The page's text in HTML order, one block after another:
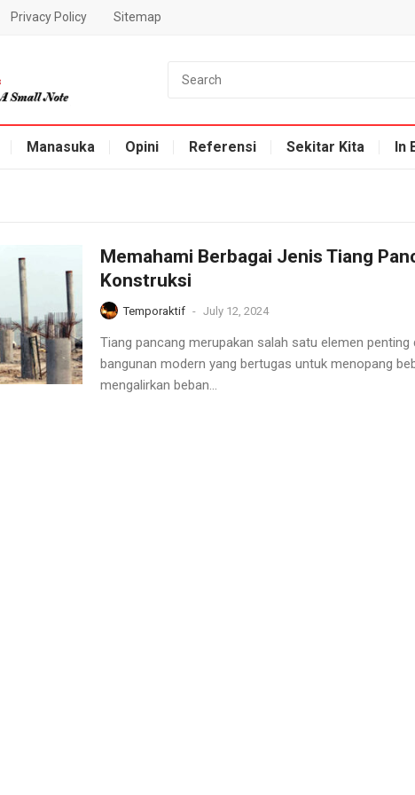
Privacy Policy Sitemap
Manasuka Opini Referensi Sekitar Kita In
Memahami Berbagai Jenis Tiang
Konstruksi
Temporaktif - July 12, 2024
Tiang pancang merupakan salah satu elemen
bangunan modern yang bertugas untuk menopang
mengalirkan beban...